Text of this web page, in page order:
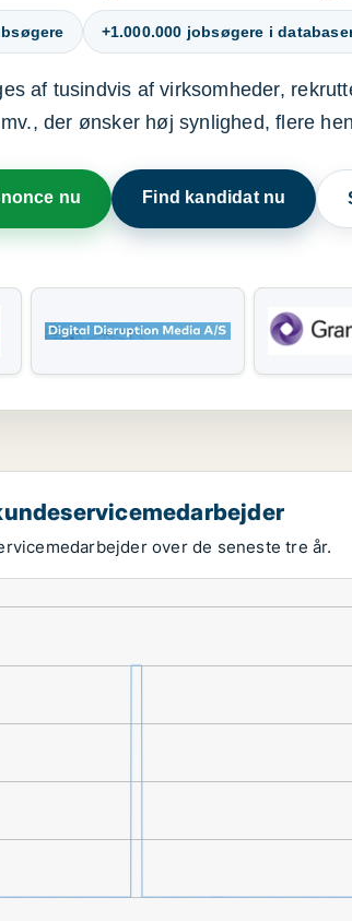
+1.000.000 jobsøgere i
af tusindvis af virksomheder,
der ønsker høj synlighed, flere
nu Find kandidat nu
over de seneste tre år.